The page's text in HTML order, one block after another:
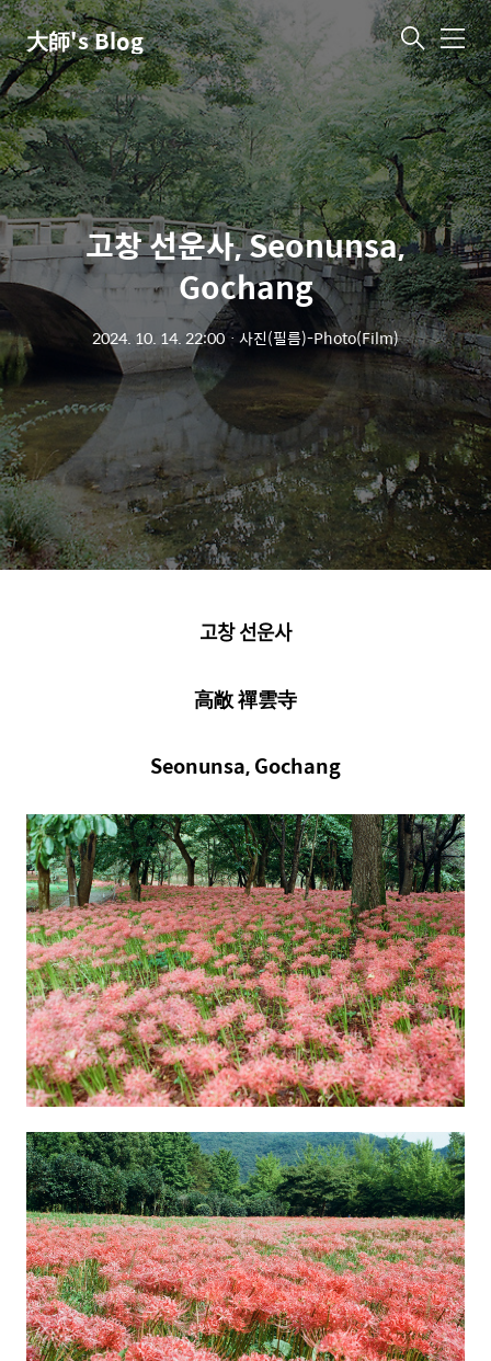
大師's Blog 메
뉴
고창 선운사, Seonunsa,
Gochang
2024. 10. 14. 22:00ㆍ 사진(필름)-Photo(Film)
고창 선운사
高敞禪雲寺
Seonunsa,Gochang